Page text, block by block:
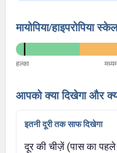
मायोपिया/हाइपरोपिया
हल्का
आपको क्या दिखेगा और
इतनी दूरी तक साफ दिखेगा
दूर की चीज़ें (पास का पहले